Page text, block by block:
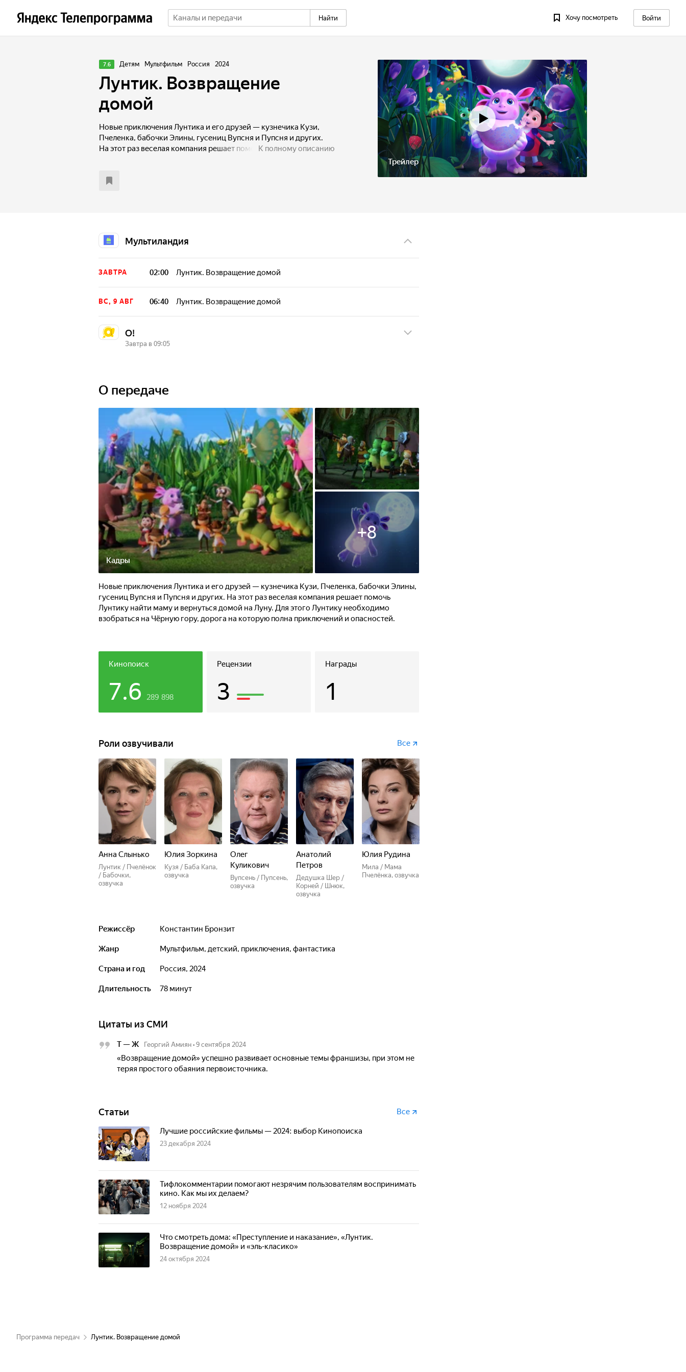
Найти Хочу посмотреть Войти
Трейлер
7.6 Детям Мультфильм Россия 2024
Лунтик. Возвращение
домой
Новые приключения Лунтика и его друзей — кузнечика Кузи,​
Пчеленка, бабочки Элины, гусениц Вупсня и Пупсня и других.​
На этот раз веселая компания решает помочь Лунтику найти
полна приключений и опасностей.
К полному описанию
Мультиландия
ЗАВТРА 02:00 Лунтик. Возвращение домой
ВС, 9 АВГ 06:40 Лунтик. Возвращение домой
О!
Завтра в 09:05
О передаче
Кадры
+8
Новые приключения Лунтика и его друзей — кузнечика Кузи,​ Пчеленка, бабочки Элины,
гусениц Вупсня и Пупсня и других.​ На этот раз веселая компания решает помочь
Лунтику найти маму и вернуться домой на Луну. Для этого Лунтику необходимо
взобраться на Чёрную гору, дорога на которую полна приключений и опасностей.
Кинопоиск
7.6 289 898
Рецензии
3
Награды
1
Роли озвучивали Все
Анна Слынько
Лунтик / Пчелёнок
/ Бабочки,
озвучка
Юлия Зоркина
Кузя / Баба Капа,
озвучка
Олег
Куликович
Вупсень / Пупсень,
озвучка
Анатолий
Петров
Дедушка Шер /
Корней / Шнюк,
озвучка
Юлия Рудина
Мила / Мама
Пчелёнка, озвучка
Режиссёр Константин Бронзит
Жанр мультфильм, детский, приключения, фантастика
Страна и год Россия, 2024
Длительность 78 минут
Цитаты из СМИ
Т — Ж Георгий Амиян • 9 сентября 2024
«Возвращение домой» успешно развивает основные темы франшизы, при этом не
теряя простого обаяния первоисточника.
Статьи Все
Лучшие российские фильмы — 2024: выбор Кинопоиска
23 декабря 2024
Тифлокомментарии помогают незрячим пользователям воспринимать
кино. Как мы их делаем?
12 ноября 2024
Что смотреть дома: «Преступление и наказание», «Лунтик.
Возвращение домой» и «эль-класико»
24 октября 2024
Программа передач Лунтик. Возвращение домой